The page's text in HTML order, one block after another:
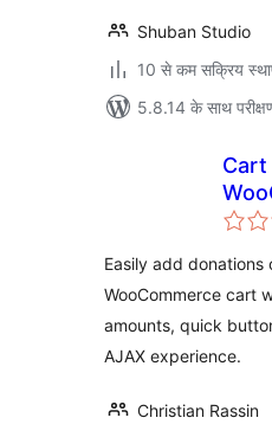
Shuban Studio
10 से कम सक्रिय
5.8.14 के साथ
Easily add donations
WooCommerce cart
amounts, quick
AJAX experience.
Christian Rassin